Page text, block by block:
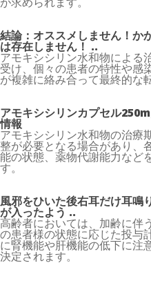
結論：オススメしません！か
は存在しません！ ..
アモキシシリン水和物による
受け、個々の患者の特性や感
が複雑に絡み合って最終的な
アモキシシリンカプセル
情報
アモキシシリン水和物の治療
整が必要となる場合があり、
能の状態、薬物代謝能力など
す。
風邪をひいた後右耳だけ耳鳴
が入ったよう ..
高齢者においては、加齢に伴
の患者様の状態に応じた投与
に腎機能や肝機能の低下に注
決定されます。